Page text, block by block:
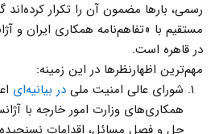
رسمی، بارها مضمون آن را تکرار کرده‌اند
مستقیم با «تفاهم‌نامه همکاری ایران و
در قاهره است.
مهم‌ترین اظهارنظرها در این زمینه:
شورای عالی امنیت ملیدر بیانیه‌ای
همکاری‌های وزارت امور خارجه با
حل و فصل مسائل، اقدامات نسنجیده